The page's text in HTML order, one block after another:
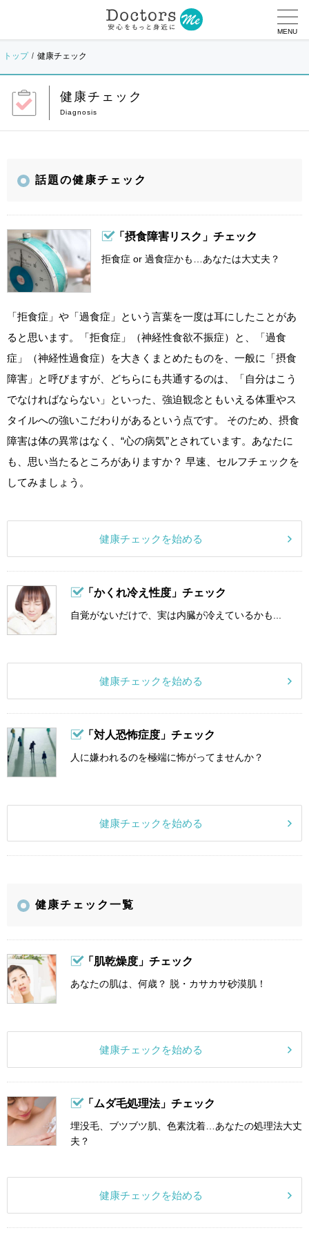
MENU
トップ 健康チェック
健康チェック
話題の健康チェック
「摂食障害リスク」チェック
拒食症 or 過食症かも…あなたは大丈夫？
「拒食症」や「過食症」という言葉を一度は耳にしたことがあ
ると思います。「拒食症」（神経性食欲不振症）と、「過食
症」（神経性過食症）を大きくまとめたものを、一般に「摂食
障害」と呼びますが、どちらにも共通するのは、「自分はこう
でなければならない」といった、強迫観念ともいえる体重やス
タイルへの強いこだわりがあるという点です。 そのため、摂食
障害は体の異常はなく、“心の病気”とされています。あなたに
も、思い当たるところがありますか？ 早速、セルフチェックを
してみましょう。
健康チェックを始める
「かくれ冷え性度」チェック
自覚がないだけで、実は内臓が冷えているかも...
健康チェックを始める
「対人恐怖症度」チェック
人に嫌われるのを極端に怖がってませんか？
健康チェックを始める
健康チェック一覧
「肌乾燥度」チェック
あなたの肌は、何歳？ 脱・カサカサ砂漠肌！
健康チェックを始める
「ムダ毛処理法」チェック
埋没毛、ブツブツ肌、色素沈着…あなたの処理法大丈
夫？
健康チェックを始める